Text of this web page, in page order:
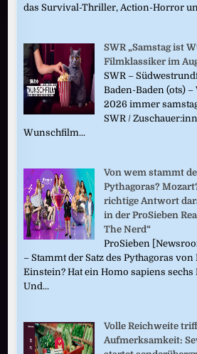
das Survival-Thriller, Action-Horror
SWR „Samstag ist
Filmklassiker im
SWR –
Baden-Baden (ots) –
2026 immer
SWR /
Wunschfilm...
Von wem stammt
Pythagoras?
richtige Antwort
in der ProSieben
The Nerd“
ProSieben
– Stammt der Satz des Pythagoras
Einstein? Hat ein Homo sapiens sechs
Und...
Volle Reichweite
Aufmerksamkeit: